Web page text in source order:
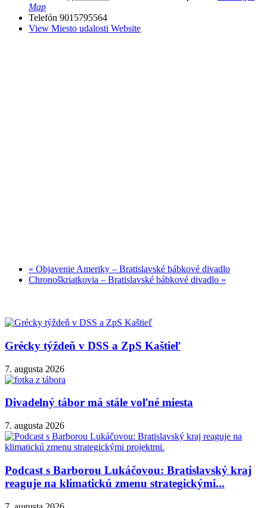
Map
Telefón 9015795564
View Miesto udalosti Website
« Objavenie Ameriky – Bratislavské bábkové divadlo
Chronoškriatkovia – Bratislavské bábkové divadlo »
Grécky týždeň v DSS a ZpS Kaštieľ
7. augusta 2026
Divadelný tábor má stále voľné miesta
7. augusta 2026
Podcast s Barborou Lukáčovou: Bratislavský kraj
reaguje na klimatickú zmenu strategickými...